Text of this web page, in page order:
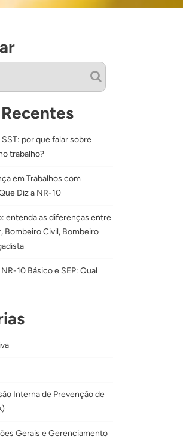
por que falar sobre
trabalho?
em Trabalhos com
Diz a NR-10
entenda as diferenças entre
Bombeiro Civil, Bombeiro
10 Básico e SEP: Qual
Interna de Prevenção de
Gerais e Gerenciamento